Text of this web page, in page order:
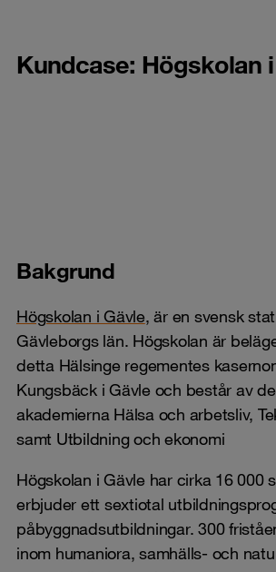
Kundcase: Högskolan
Bakgrund
Högskolan i Gävle, är en svensk
Gävleborgs län. Högskolan är
detta Hälsinge regementes
Kungsbäck i Gävle och består av
akademierna Hälsa och arbetsliv,
samt Utbildning och ekonomi
Högskolan i Gävle har cirka 16 000
erbjuder ett sextiotal
påbyggnadsutbildningar. 300
inom humaniora, samhälls- och